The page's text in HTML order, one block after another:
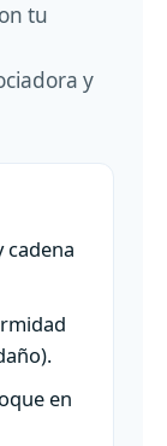
tu
y
cadena
en